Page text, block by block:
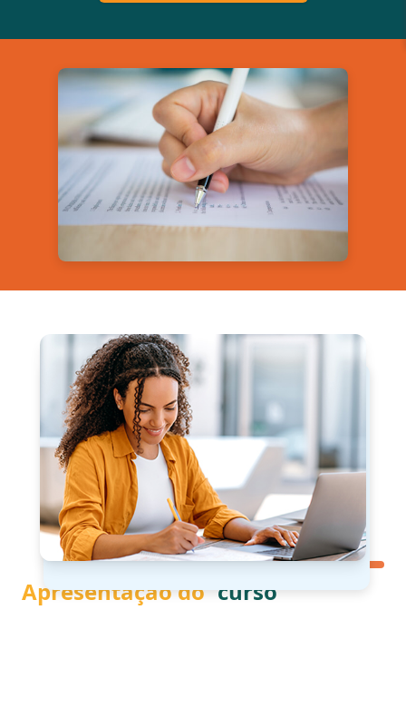
Apresentação do curso